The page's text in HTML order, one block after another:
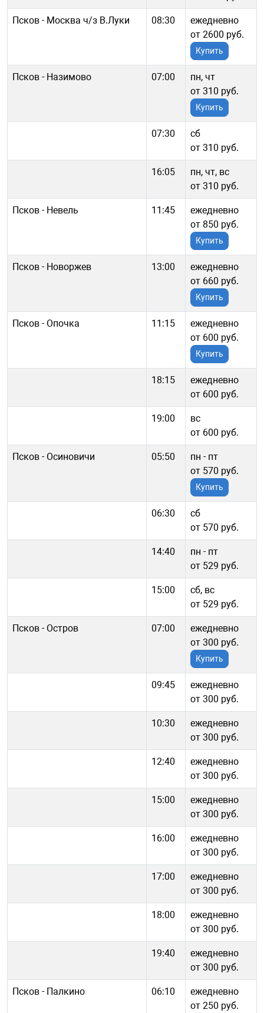
Псков - Москва ч/з В.Луки 08:30
ежедневно
от 2600 руб.
Купить
Псков - Назимово 07:00
пн, чт
от 310 руб.
Купить
07:30
сб
от 310 руб.
16:05
пн, чт, вс
от 310 руб.
Псков - Невель 11:45
ежедневно
от 850 руб.
Купить
Псков - Новоржев 13:00
ежедневно
от 660 руб.
Купить
Псков - Опочка 11:15
ежедневно
от 600 руб.
Купить
18:15
ежедневно
от 600 руб.
19:00
вс
от 600 руб.
Псков - Осиновичи 05:50
пн - пт
от 570 руб.
Купить
06:30
сб
от 570 руб.
14:40
пн - пт
от 529 руб.
15:00
сб, вс
от 529 руб.
Псков - Остров 07:00
ежедневно
от 300 руб.
Купить
09:45
ежедневно
от 300 руб.
10:30
ежедневно
от 300 руб.
12:40
ежедневно
от 300 руб.
15:00
ежедневно
от 300 руб.
16:00
ежедневно
от 300 руб.
17:00
ежедневно
от 300 руб.
18:00
ежедневно
от 300 руб.
19:40
ежедневно
от 300 руб.
Псков - Палкино 06:10
ежедневно
от 250 руб.